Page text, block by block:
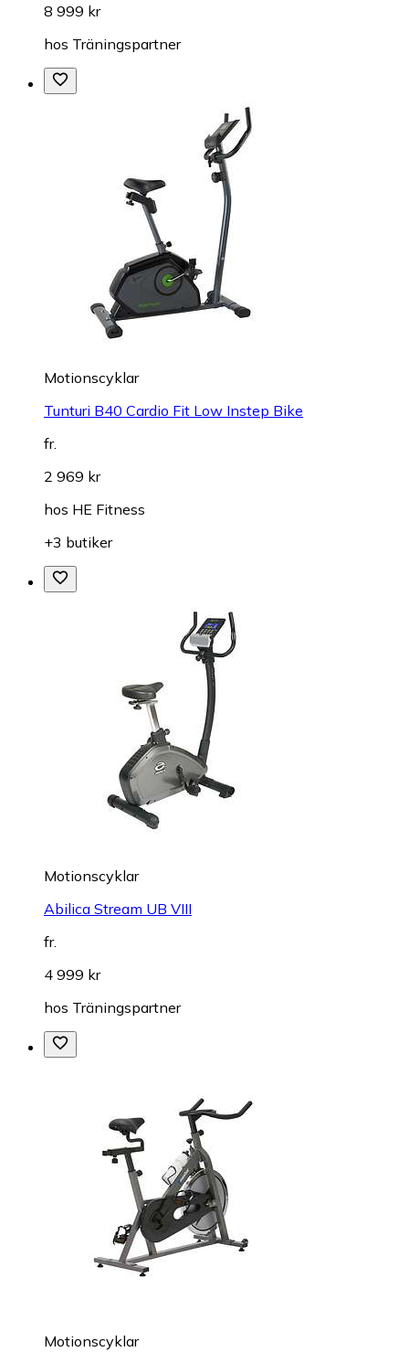
8 999 kr
hos Träningspartner
Motionscyklar
Tunturi B40 Cardio Fit Low Instep Bike
fr.
2 969 kr
hos HE Fitness
+3 butiker
Motionscyklar
Abilica Stream UB VIII
fr.
4 999 kr
hos Träningspartner
Motionscyklar